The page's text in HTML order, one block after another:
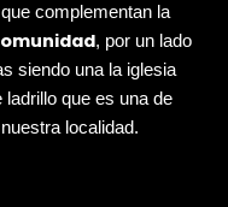
complementan la
, por un lado
siendo una la iglesia
que es una de
localidad.